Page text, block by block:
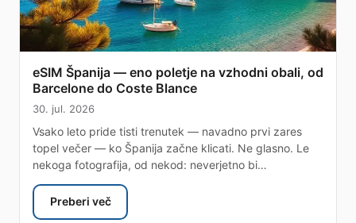
eSIM Španija — eno poletje na vzhodni obali, od
Barcelone do Coste Blance
30. jul. 2026
Vsako leto pride tisti trenutek — navadno prvi zares
topel večer — ko Španija začne klicati. Ne glasno. Le
nekoga fotografija, od nekod: neverjetno bi…
Preberi več
: eSIM Španija — eno poletje na vzhodni obali, od